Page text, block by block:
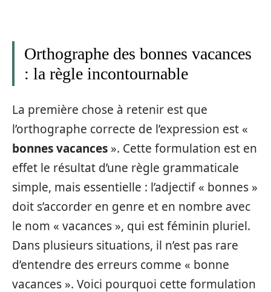
Orthographe des bonnes vacances
: la règle incontournable
La première chose à retenir est que
l’orthographe correcte de l’expression est «
bonnes vacances ». Cette formulation est en
effet le résultat d’une règle grammaticale
simple, mais essentielle : l’adjectif « bonnes »
doit s’accorder en genre et en nombre avec
le nom « vacances », qui est féminin pluriel.
Dans plusieurs situations, il n’est pas rare
d’entendre des erreurs comme « bonne
vacances ». Voici pourquoi cette formulation